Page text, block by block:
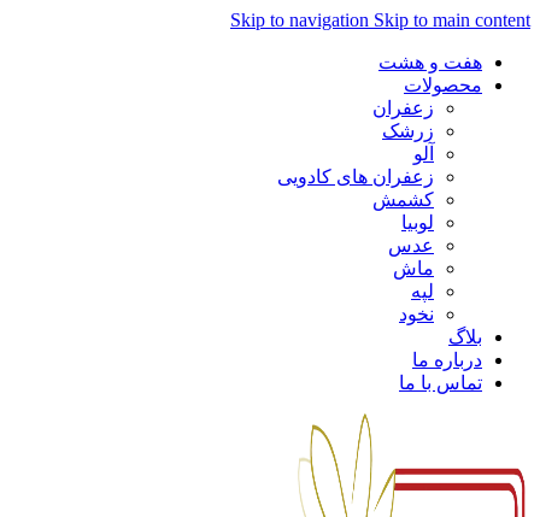
Skip to navigation Skip to main content
هفت و هشت
محصولات
زعفران
زرشک
آلو
زعفران های کادویی
کشمش
لوبیا
عدس
ماش
لپه
نخود
بلاگ
درباره ما
تماس با ما